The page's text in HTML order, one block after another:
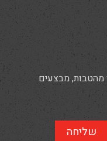
מהטבות, מבצעים
שליחה